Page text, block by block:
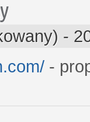
-
-